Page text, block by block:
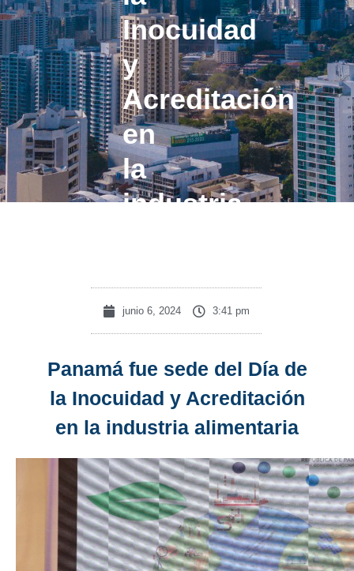
Inocuidad
y
Acreditación
en
la
industria
junio 6, 2024 3:41 pm
Panamá fue sede del Día de
la Inocuidad y Acreditación
en la industria alimentaria